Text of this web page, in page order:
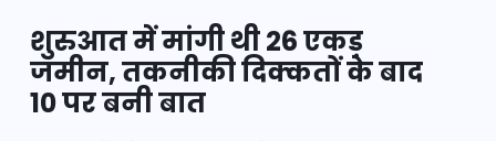
शुरुआत में मांगी थी 26 एकड़
जमीन, तकनीकी दिक्कतों के बाद
10 पर बनी बात